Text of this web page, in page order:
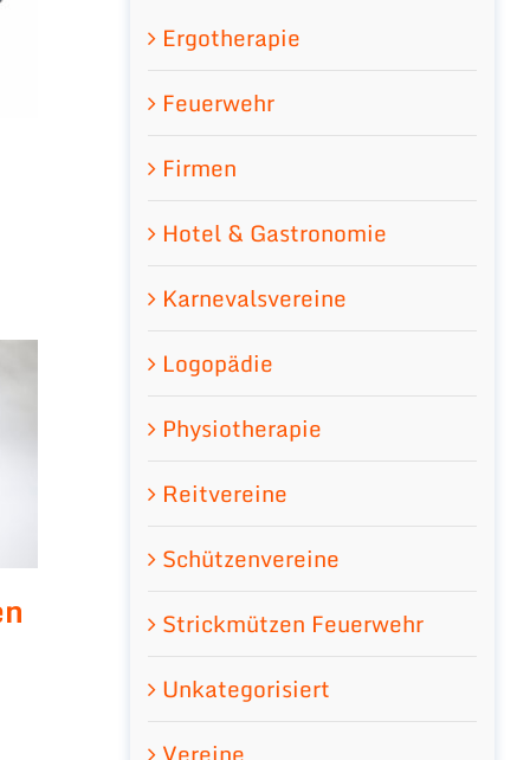
Ergotherapie
Feuerwehr
Firmen
Hotel & Gastronomie
Karnevalsvereine
Logopädie
Physiotherapie
Reitvereine
Schützenvereine
Strickmützen Feuerwehr
Unkategorisiert